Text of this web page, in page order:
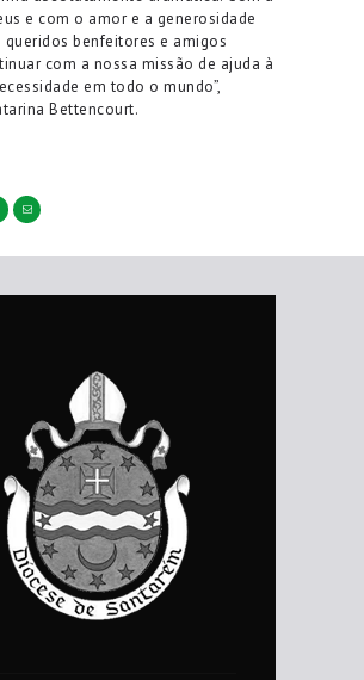
e com o amor e a generosidade
queridos benfeitores e amigos
com a nossa missão de ajuda à
em todo o mundo”,
Bettencourt.